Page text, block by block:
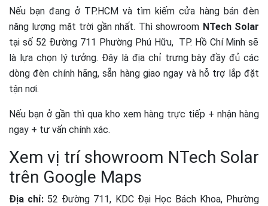
Nếu bạn đang ở TP.HCM và tìm kiếm cửa hàng bán đèn
năng lượng mặt trời gần nhất. Thì showroom NTech Solar
tại số 52 Đường 711 Phường Phú Hữu, TP. Hồ Chí Minh sẽ
là lựa chọn lý tưởng. Đây là địa chỉ trưng bày đầy đủ các
dòng đèn chính hãng, sẵn hàng giao ngay và hỗ trợ lắp đặt
tận nơi.
Nếu bạn ở gần thì qua kho xem hàng trực tiếp + nhận hàng
ngay + tư vấn chính xác.
Xem vị trí showroom NTech Solar
trên Google Maps
Địa chỉ: 52 Đường 711, KDC Đại Học Bách Khoa, Phường